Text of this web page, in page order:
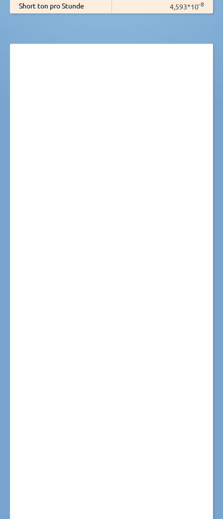
Short ton pro Stunde 4,593*10-8